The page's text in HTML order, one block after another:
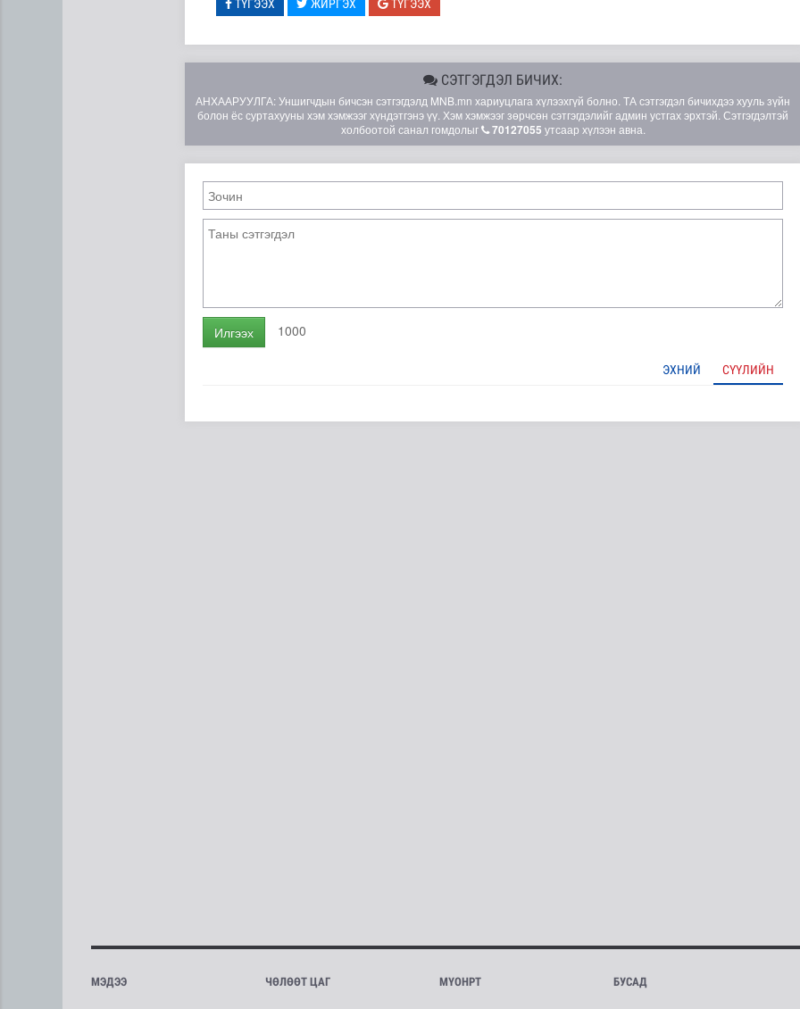
ТҮГЭЭХ ЖИРГЭХ ТҮГЭЭХ
СЭТГЭГДЭЛ БИЧИХ:
АНХААРУУЛГА: Уншигчдын бичсэн сэтгэгдэлд MNB.mn хариуцлага хүлээхгүй болно. ТА сэтгэгдэл бичихдээ хууль зүйн
болон ёс суртахууны хэм хэмжээг хүндэтгэнэ үү. Хэм хэмжээг зөрчсөн сэтгэгдэлийг админ устгах эрхтэй. Сэтгэгдэлтэй
холбоотой санал гомдолыг
70127055 утсаар хүлээн авна.
Илгээх 1000
ЭХНИЙ СҮҮЛИЙН
МЭДЭЭ ЧӨЛӨӨТ ЦАГ МҮОНРТ БУСАД